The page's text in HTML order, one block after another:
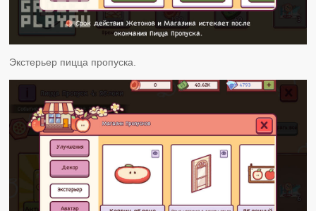
Экстерьер пицца пропуска.